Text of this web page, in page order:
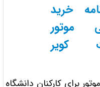
خرید
موتور
کویر
برای کارکنان دانشگاه